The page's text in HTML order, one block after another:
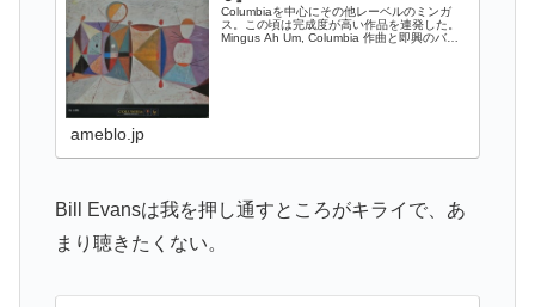
Columbiaを中心にその他レーベルのミンガ
ス。この頃は完成度が高い作品を連発した。
Mingus Ah Um, Columbia 作曲と即興のバラ
ameblo.jp
Bill Evansは我を押し通すところがキライで、あ
まり聴きたくない。